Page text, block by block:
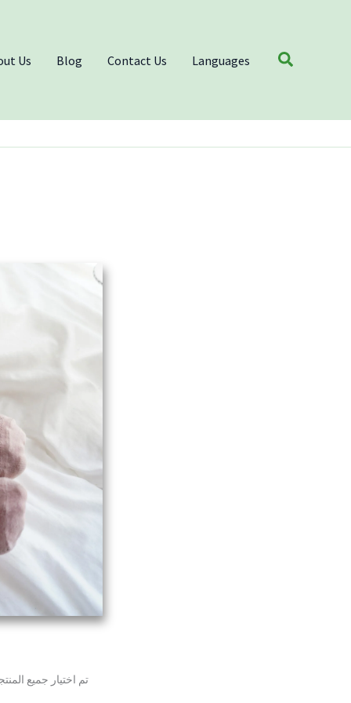
Us Blog Contact Us Languages Search
تم اختيار جميع